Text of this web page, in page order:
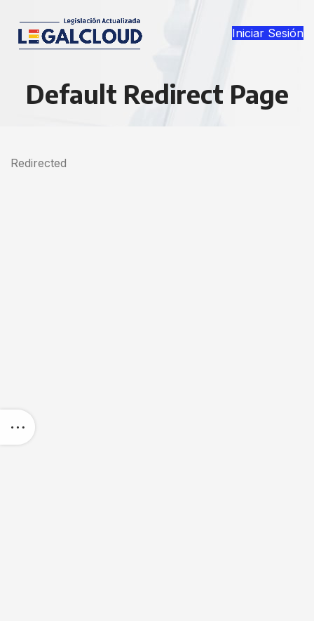
Iniciar Sesión
Default Redirect Page
Redirected